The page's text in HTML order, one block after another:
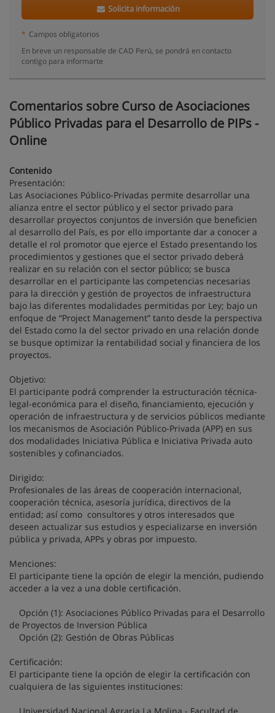
Solicita información
* Campos obligatorios
En breve un responsable de CAD Perú, se pondrá en contacto
contigo para informarte
Comentarios sobre Curso de Asociaciones
Público Privadas para el Desarrollo de PIPs -
Online
Contenido
Presentación:
Las Asociaciones Público-Privadas permite desarrollar una
alianza entre el sector público y el sector privado para
desarrollar proyectos conjuntos de inversión que beneficien
al desarrollo del País, es por ello importante dar a conocer a
detalle el rol promotor que ejerce el Estado presentando los
procedimientos y gestiones que el sector privado deberá
realizar en su relación con el sector público; se busca
desarrollar en el participante las competencias necesarias
para la dirección y gestión de proyectos de infraestructura
bajo las diferentes modalidades permitidas por Ley; bajo un
enfoque de “Project Management” tanto desde la perspectiva
del Estado como la del sector privado en una relación donde
se busque optimizar la rentabilidad social y financiera de los
proyectos.
Objetivo:
El participante podrá comprender la estructuración técnica-
legal-económica para el diseño, financiamiento, ejecución y
operación de infraestructura y de servicios públicos mediante
los mecanismos de Asociación Público-Privada (APP) en sus
dos modalidades Iniciativa Pública e Iniciativa Privada auto
sostenibles y cofinanciados.
Dirigido:
Profesionales de las áreas de cooperación internacional,
cooperación técnica, asesoría jurídica, directivos de la
entidad; así como consultores y otros interesados que
deseen actualizar sus estudios y especializarse en inversión
pública y privada, APPs y obras por impuesto.
Menciones:
El participante tiene la opción de elegir la mención, pudiendo
acceder a la vez a una doble certificación.
Opción (1): Asociaciones Público Privadas para el Desarrollo
de Proyectos de Inversion Pública
Opción (2): Gestión de Obras Públicas
Certificación:
El participante tiene la opción de elegir la certificación con
cualquiera de las siguientes instituciones: